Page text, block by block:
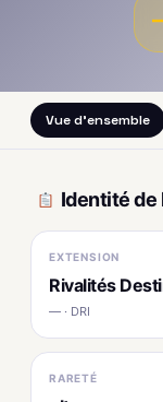
Vue d'ensemble
Identité de
EXTENSION
Rivalités
— · DRI
RARETÉ